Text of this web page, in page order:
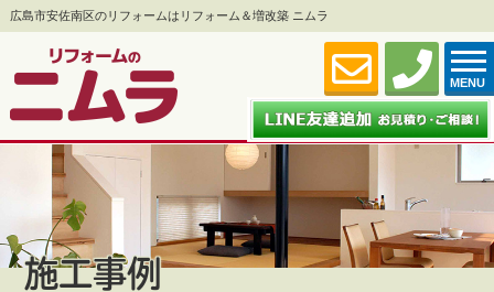
広島市安佐南区のリフォームはリフォーム＆増改築 ニムラ
MENU
施工事例